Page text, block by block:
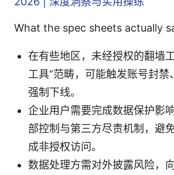
What the spec sheets actually
在有些地区，未经授权的翻墙
工具”范畴，可能触发账号封禁
强制下线。
企业用户需要完成数据保护影
部控制与第三方尽责机制，避
成非授权访问。
数据处理方需对外披露风险，